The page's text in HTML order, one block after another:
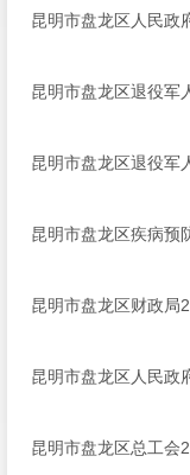
昆明市盘龙区人民政
昆明市盘龙区退役军
昆明市盘龙区退役军
昆明市盘龙区疾病预
昆明市盘龙区财政局
昆明市盘龙区人民政
昆明市盘龙区总工会